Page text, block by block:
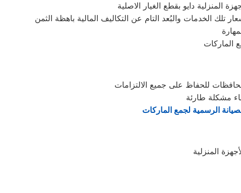
المنزلية دايو بقطع الغيار الاصلية
الماركات
للحفاظ على جميع الالتزامات
مشكلة طارئة
الرسمية لجمع الماركات